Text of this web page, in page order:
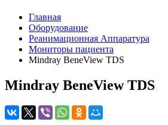
Главная
Оборудование
Реанимационная Аппаратура
Мониторы пациента
Mindray BeneView TDS
Mindray BeneView TDS